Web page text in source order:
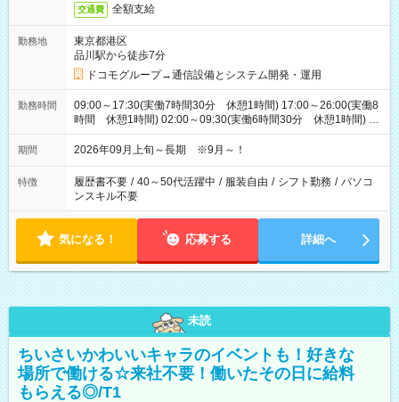
交通費 全額支給
勤務地
東京都港区
品川駅から徒歩7分
ドコモグループ→通信設備とシステム開発・運用
勤務時間
09:00～17:30(実働7時間30分 休憩1時間) 17:00～26:00(実働8
時間 休憩1時間) 02:00～09:30(実働6時間30分 休憩1時間) ※
日勤は就業時間1/夜勤は就業時間2.3を連続で行って頂きます
期間 2026年09月上旬～長期 ※9月～！
特徴 履歴書不要 / 40～50代活躍中 / 服装自由 / シフト勤務 / パソコ
ンスキル不要
気になる！ 応募する 詳細へ
未読
ちいさいかわいいキャラのイベントも！好きな
場所で働ける☆来社不要！働いたその日に給料
もらえる◎/T1